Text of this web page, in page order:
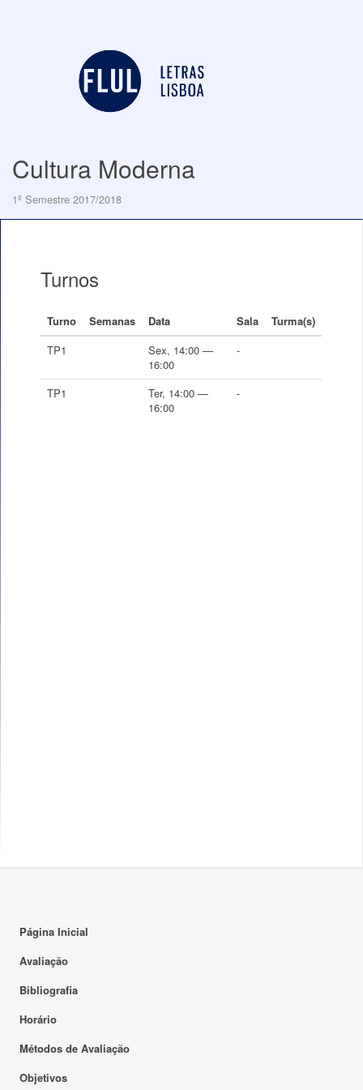
Cultura Moderna
1º Semestre 2017/2018
Turnos
Turno Semanas Data Sala
Turma(s)
TP1
Sex, 14:00 —
16:00
-
TP1
Ter, 14:00 —
16:00
-
Página Inicial
Avaliação
Bibliografia
Horário
Métodos de Avaliação
Objetivos